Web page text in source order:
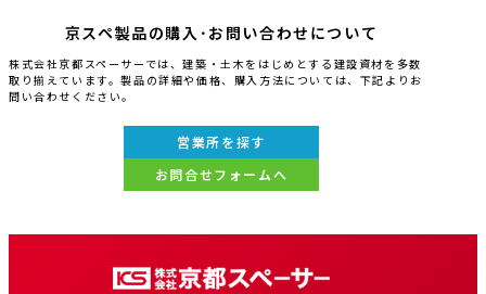
京スペ製品の購入･お問い合わせについて
株式会社京都スペーサーでは、建築・土木をはじめとする建設資材を多数
取り揃えています。製品の詳細や価格、購入方法については、下記よりお
問い合わせください。
営業所を探す
お問合せフォームへ